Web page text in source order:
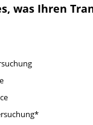
was Ihren